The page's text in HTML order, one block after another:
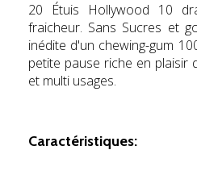
20 Étuis Hollywood 10
fraicheur. Sans Sucres et
inédite d'un chewing-gum
petite pause riche en plaisir
et multi usages.
Caractéristiques: